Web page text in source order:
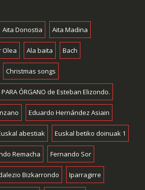
Aita Donostia Aita Madina
Olea Ala baita Bach
Christmas songs
PARA ÓRGANO de Esteban Elizondo.
Eduardo Hernández Asiain
abestiak Euskal betiko doinuak 1
Remacha Fernando Sor
Bizkarrondo Iparragirre